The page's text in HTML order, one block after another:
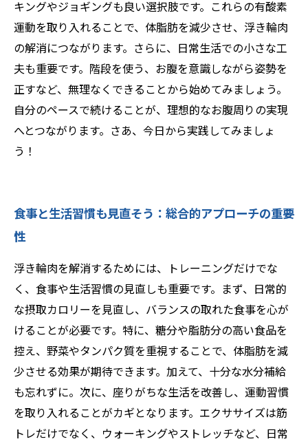
キングやジョギングも良い選択肢です。これらの有酸素
運動を取り入れることで、体脂肪を減少させ、浮き輪肉
の解消につながります。さらに、日常生活での小さな工
夫も重要です。階段を使う、お腹を意識しながら姿勢を
正すなど、無理なくできることから始めてみましょう。
自分のペースで続けることが、理想的なお腹周りの実現
へとつながります。さあ、今日から実践してみましょ
う！
食事と生活習慣も見直そう：総合的アプローチの重要
性
浮き輪肉を解消するためには、トレーニングだけでな
く、食事や生活習慣の見直しも重要です。まず、日常的
な摂取カロリーを見直し、バランスの取れた食事を心が
けることが必要です。特に、糖分や脂肪分の高い食品を
控え、野菜やタンパク質を重視することで、体脂肪を減
少させる効果が期待できます。加えて、十分な水分補給
も忘れずに。次に、座りがちな生活を改善し、運動習慣
を取り入れることがカギとなります。エクササイズは筋
トレだけでなく、ウォーキングやストレッチなど、日常